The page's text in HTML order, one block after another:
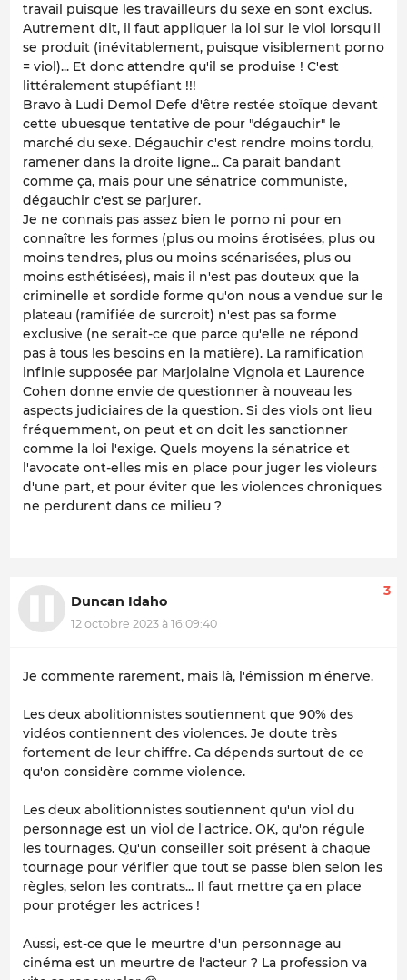
travail puisque les travailleurs du sexe en sont exclus.
Autrement dit, il faut appliquer la loi sur le viol lorsqu'il
se produit (inévitablement, puisque visiblement porno
= viol)... Et donc attendre qu'il se produise ! C'est
littéralement stupéfiant !!!
Bravo à Ludi Demol Defe d'être restée stoïque devant
cette ubuesque tentative de pour "dégauchir" le
marché du sexe. Dégauchir c'est rendre moins tordu,
ramener dans la droite ligne... Ca parait bandant
comme ça, mais pour une sénatrice communiste,
dégauchir c'est se parjurer.
Je ne connais pas assez bien le porno ni pour en
connaître les formes (plus ou moins érotisées, plus ou
moins tendres, plus ou moins scénarisées, plus ou
moins esthétisées), mais il n'est pas douteux que la
criminelle et sordide forme qu'on nous a vendue sur le
plateau (ramifiée de surcroit) n'est pas sa forme
exclusive (ne serait-ce que parce qu'elle ne répond
pas à tous les besoins en la matière). La ramification
infinie supposée par Marjolaine Vignola et Laurence
Cohen donne envie de questionner à nouveau les
aspects judiciaires de la question. Si des viols ont lieu
fréquemment, on peut et on doit les sanctionner
comme la loi l'exige. Quels moyens la sénatrice et
l'avocate ont-elles mis en place pour juger les violeurs
d'une part, et pour éviter que les violences chroniques
ne perdurent dans ce milieu ?
Duncan Idaho
12 octobre 2023 à 16:09:40
3
Je commente rarement, mais là, l'émission m'énerve.
Les deux abolitionnistes soutiennent que 90% des
vidéos contiennent des violences. Je doute très
fortement de leur chiffre. Ca dépends surtout de ce
qu'on considère comme violence.
Les deux abolitionnistes soutiennent qu'un viol du
personnage est un viol de l'actrice. OK, qu'on régule
les tournages. Qu'un conseiller soit présent à chaque
tournage pour vérifier que tout se passe bien selon les
règles, selon les contrats... Il faut mettre ça en place
pour protéger les actrices !
Aussi, est-ce que le meurtre d'un personnage au
cinéma est un meurtre de l'acteur ? La profession va